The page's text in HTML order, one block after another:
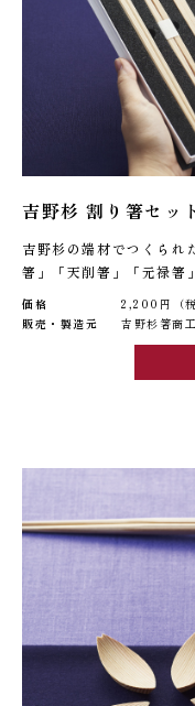
吉野杉 割り箸セッ
吉野杉の端材でつくられ
箸」「天削箸」「元禄箸
価格
2,200円（税
販売・製造元
吉野杉箸商